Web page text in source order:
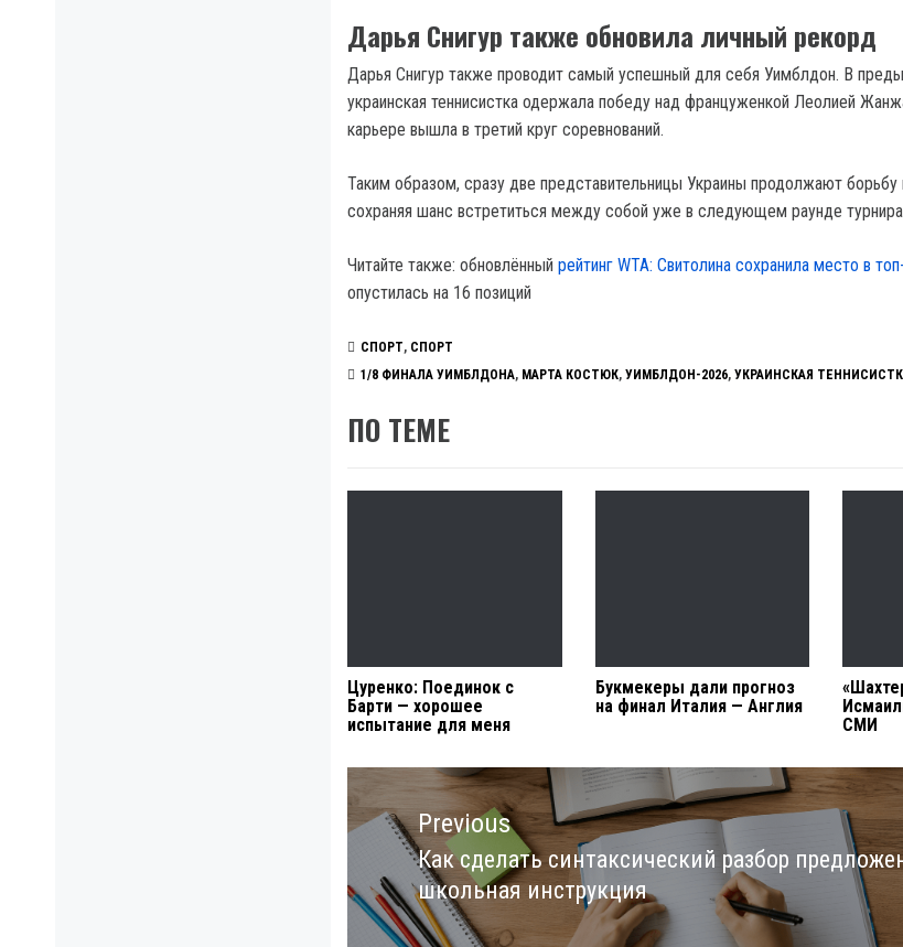
Дарья Снигур также обновила личный рекорд
Дарья Снигур также проводит самый успешный для себя Уимблдон. В
украинская теннисистка одержала победу над француженкой Леолией
карьерe вышла в третий круг соревнований.
Таким образом, сразу две представительницы Украины продолжают
сохраняя шанс встретиться между собой уже в следующем раунде
Читайте также: обновлённый рейтинг WTA: Свитолина сохранила место в
опустилась на 16 позиций
СПОРТ, СПОРТ
1/8 ФИНАЛА УИМБЛДОНА, МАРТА КОСТЮК, УИМБЛДОН-2026, УКРАИНСКАЯ
ПО ТЕМЕ
Цуренко: Поединок с
Барти — хорошее
испытание для меня
Букмекеры дали прогноз
на финал Италия — Англия
СМИ
Навигация
по
записямPrevious
Previous
post:
Как сделать синтаксический разбор
школьная инструкция